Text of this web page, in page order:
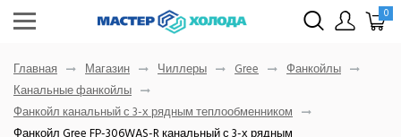
0
Главная Магазин Чиллеры Gree
Фанкойлы
Канальные фанкойлы
Фанкойл канальный с 3-х рядным теплообменником